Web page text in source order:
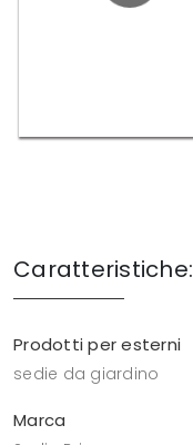
Caratteristiche:
Prodotti per esterni
sedie da giardino
Marca